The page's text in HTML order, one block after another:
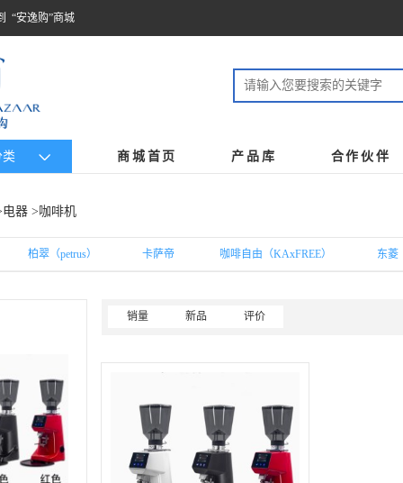
“安逸购”商城
商城首页 产品库 合作伙伴
电器 >咖啡机
柏翠（petrus） 卡萨帝 咖啡自由（KAxFREE） 东菱
销量 新品 评价